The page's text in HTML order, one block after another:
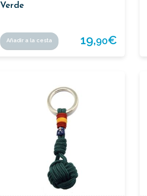
Verde
Añadir a la cesta 19,90€